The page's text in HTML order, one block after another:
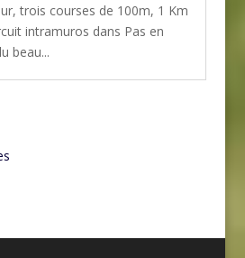
trois courses de 100m, 1 Km
intramuros dans Pas en
beau...